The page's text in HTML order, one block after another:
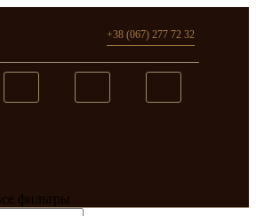
в сравнение
перейти
+38 (067) 277 72 32
фильтры